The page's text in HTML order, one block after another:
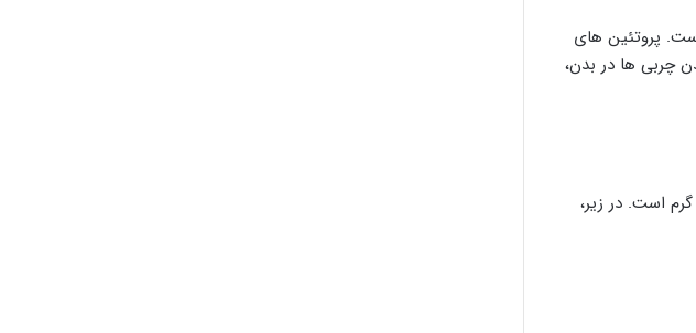
پروتئین های
چربی ها در بدن،
اکنون می خواهیم از ارزش غذایی کنجد آگاهی پیدا کنیم. هر یک قاشق غذا خوری کنجد، معادل 10 گرم است. در زیر،